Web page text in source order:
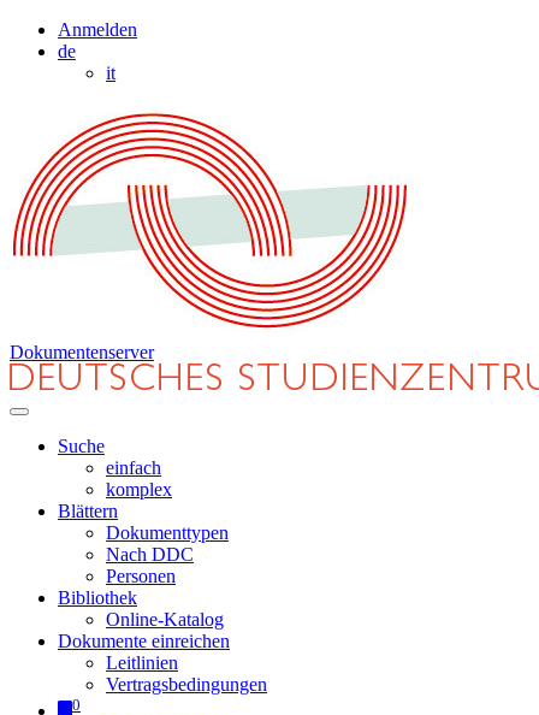
Anmelden
de
it
Dokumentenserver
Suche
einfach
komplex
Blättern
Dokumenttypen
Nach DDC
Personen
Bibliothek
Online-Katalog
Dokumente einreichen
Leitlinien
Vertragsbedingungen
0